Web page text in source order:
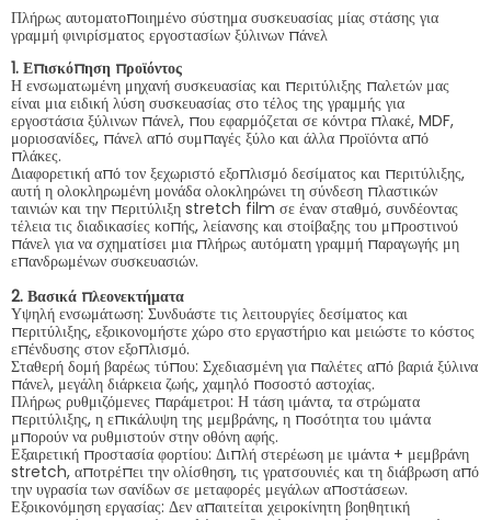
Πλήρως αυτοματοποιημένο σύστημα συσκευασίας μίας στάσης για
γραμμή φινιρίσματος εργοστασίων ξύλινων πάνελ
1. Επισκόπηση προϊόντος
Η ενσωματωμένη μηχανή συσκευασίας και περιτύλιξης παλετών μας
είναι μια ειδική λύση συσκευασίας στο τέλος της γραμμής για
εργοστάσια ξύλινων πάνελ, που εφαρμόζεται σε κόντρα πλακέ, MDF,
μοριοσανίδες, πάνελ από συμπαγές ξύλο και άλλα προϊόντα από
πλάκες.
Διαφορετική από τον ξεχωριστό εξοπλισμό δεσίματος και περιτύλιξης,
αυτή η ολοκληρωμένη μονάδα ολοκληρώνει τη σύνδεση πλαστικών
ταινιών και την περιτύλιξη stretch film σε έναν σταθμό, συνδέοντας
τέλεια τις διαδικασίες κοπής, λείανσης και στοίβαξης του μπροστινού
πάνελ για να σχηματίσει μια πλήρως αυτόματη γραμμή παραγωγής μη
επανδρωμένων συσκευασιών.
2. Βασικά πλεονεκτήματα
Υψηλή ενσωμάτωση: Συνδυάστε τις λειτουργίες δεσίματος και
περιτύλιξης, εξοικονομήστε χώρο στο εργαστήριο και μειώστε το κόστος
επένδυσης στον εξοπλισμό.
Σταθερή δομή βαρέως τύπου: Σχεδιασμένη για παλέτες από βαριά ξύλινα
πάνελ, μεγάλη διάρκεια ζωής, χαμηλό ποσοστό αστοχίας.
Πλήρως ρυθμιζόμενες παράμετροι: Η τάση ιμάντα, τα στρώματα
περιτύλιξης, η επικάλυψη της μεμβράνης, η ποσότητα του ιμάντα
μπορούν να ρυθμιστούν στην οθόνη αφής.
Εξαιρετική προστασία φορτίου: Διπλή στερέωση με ιμάντα + μεμβράνη
stretch, αποτρέπει την ολίσθηση, τις γρατσουνιές και τη διάβρωση από
την υγρασία των σανίδων σε μεταφορές μεγάλων αποστάσεων.
Εξοικονόμηση εργασίας: Δεν απαιτείται χειροκίνητη βοηθητική